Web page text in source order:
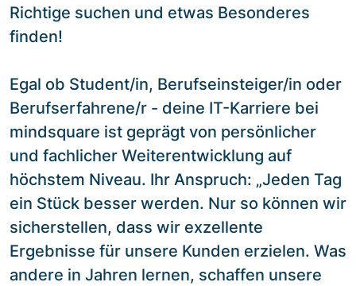
Richtige suchen und etwas Besonderes
finden!
Egal ob Student/in, Berufseinsteiger/in oder
Berufserfahrene/r - deine IT-Karriere bei
mindsquare ist geprägt von persönlicher
und fachlicher Weiterentwicklung auf
höchstem Niveau. Ihr Anspruch: „Jeden Tag
ein Stück besser werden. Nur so können wir
sicherstellen, dass wir exzellente
Ergebnisse für unsere Kunden erzielen. Was
andere in Jahren lernen, schaffen unsere